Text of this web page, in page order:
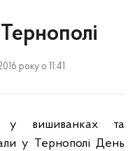
року о 11:41
у вишиванках та
у Тернополі День